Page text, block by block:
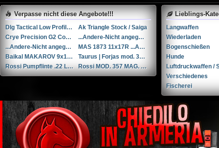
Verpasse nicht diese Angebote!!!
Dlg Tactical Low Profile Folding Visier-Set // NEU in der Verpackung
Ak Triangle Stock / Saiga
Crye Precision G2 Combat Pants (30R)
...Andere-Nicht angegeben Rohm mod. 17 .38 Special / 9x29mmR
...Andere-Nicht angegeben Liège cal. 12 12
MAS 1873 11x17R ...Andere/Nicht angegeben
Baikal MAKAROV 9x18mm Makarov
Taurus | Forjas mod. 38 .38 Special / 9x29mmR
Rossi Pumpflinte .22 Long Rifle
Rossi MOD. 357 MAG. ...Andere
Lieblings-
Langwaffen
Wiederladen
Bogenschießen
Hunde
Luftdruckwaffen /
Verschiedenes
Fischerei